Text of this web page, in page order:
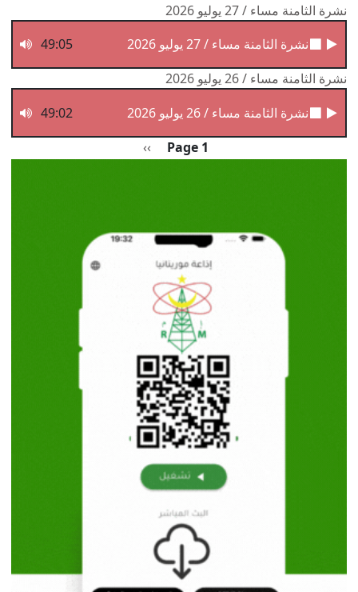
نشرة الثامنة مساء / 27 يوليو 2026
نشرة الثامنة مساء / 27 يوليو 2026
49:05
نشرة الثامنة مساء / 26 يوليو 2026
نشرة الثامنة مساء / 26 يوليو 2026
49:02
Page 1 الصفحة التالية
››